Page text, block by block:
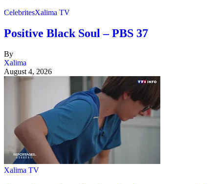
CelebritesXalima TV
Positive Black Soul – PBS 37
By
Xalima
August 4, 2026
Xalima TV